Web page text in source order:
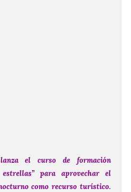
el curso de formación
para aprovechar el
como recurso turístico.